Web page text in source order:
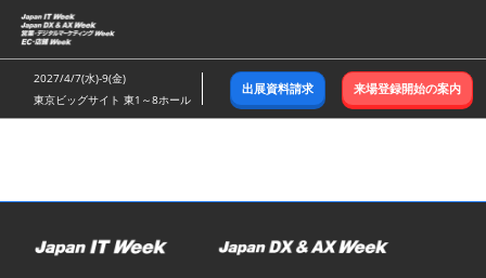
ス
キ
ッ
し
む
2027/4/7(水)-9(金)
東京ビッグサイト 東1～8ホール
出展資料請求 来場登録開始の案内